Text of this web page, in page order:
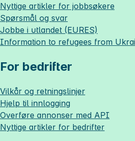
Nyttige artikler for jobbsøkere
Spørsmål og svar
Jobbe i utlandet (EURES)
Information to refugees from
For bedrifter
Vilkår og retningslinjer
Hjelp til innlogging
Overføre annonser med API
Nyttige artikler for bedrifter